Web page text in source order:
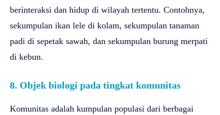
berinteraksi dan hidup di wilayah tertentu. Contohnya,
sekumpulan ikan lele di kolam, sekumpulan tanaman
padi di sepetak sawah, dan sekumpulan burung merpati
di kebun.
8. Objek biologi pada tingkat komunitas
Komunitas adalah kumpulan populasi dari berbagai